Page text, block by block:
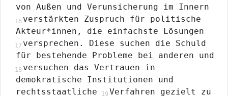
von Außen und Verunsicherung im Innern
verstärkten Zuspruch für politische
Akteur*innen, die einfachste Lösungen
versprechen. Diese suchen die Schuld
für bestehende Probleme bei anderen und
versuchen das Vertrauen in
demokratische Institutionen und
rechtsstaatliche
Verfahren gezielt zu